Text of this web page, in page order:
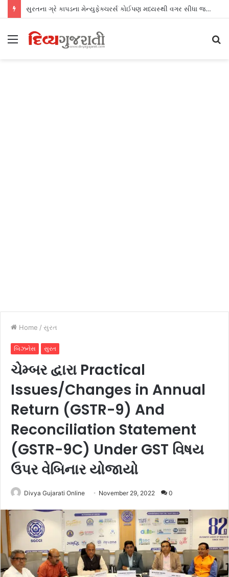
સુરતના ગ્રે કાપડના મેન્યુફેક્ચરર્સ કોઈપણ મધ્યસ્થી વગર સીધા જ શ્રીલંકાના આધુનિક ગારમેન્ટ યુનિટ્સને ફેબ્રિક એક્સપોર્ટ કરી શકશે
Menu
Home / સુરત
બિઝનેસ સુરત
ચેમ્બર દ્વારા Practical
Issues/Changes in Annual
Return (GSTR-9) And
Reconciliation Statement
(GSTR-9C) Under GST વિષય
ઉપર વેબિનાર યોજાયો
Divya Gujarati Online November 29, 2022 0